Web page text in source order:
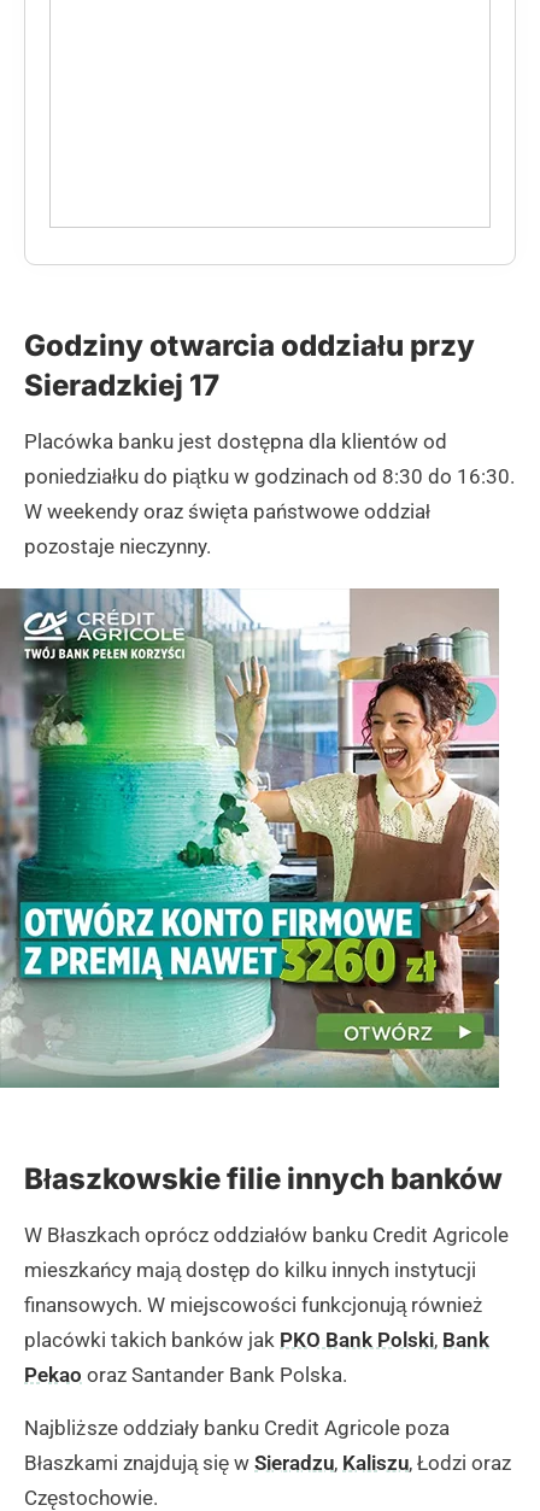
Godziny otwarcia oddziału przy
Sieradzkiej 17
Placówka banku jest dostępna dla klientów od
poniedziałku do piątku w godzinach od 8:30 do 16:30.
W weekendy oraz święta państwowe oddział
pozostaje nieczynny.
Błaszkowskie filie innych banków
W Błaszkach oprócz oddziałów banku Credit Agricole
mieszkańcy mają dostęp do kilku innych instytucji
finansowych. W miejscowości funkcjonują również
placówki takich banków jak PKO Bank Polski, Bank
Pekao oraz Santander Bank Polska.
Najbliższe oddziały banku Credit Agricole poza
Błaszkami znajdują się w Sieradzu, Kaliszu, Łodzi oraz
Częstochowie.